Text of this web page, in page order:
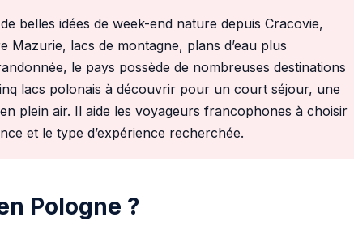
belles idées de week-end nature depuis Cracovie,
Mazurie, lacs de montagne, plans d’eau plus
le pays possède de nombreuses destinations
lacs polonais à découvrir pour un court séjour, une
plein air. Il aide les voyageurs francophones à choisir
et le type d’expérience recherchée.
Pologne ?